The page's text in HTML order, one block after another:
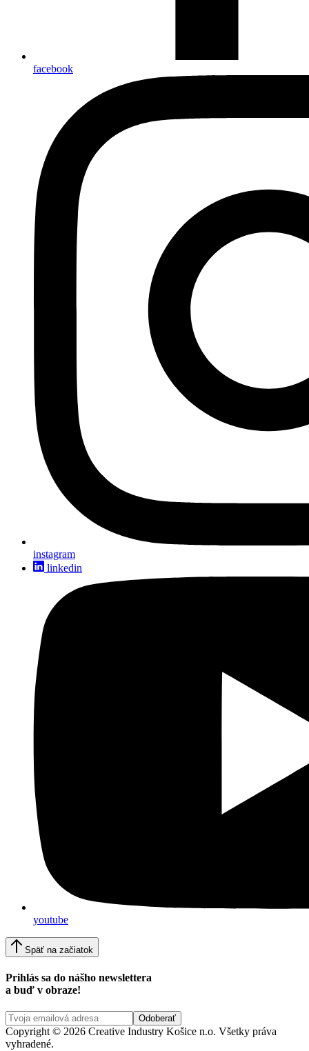
facebook
instagram
linkedin
youtube
Späť na začiatok
Prihlás sa do nášho newslettera
a buď v obraze!
Copyright © 2026 Creative Industry Košice n.o. Všetky práva
vyhradené.